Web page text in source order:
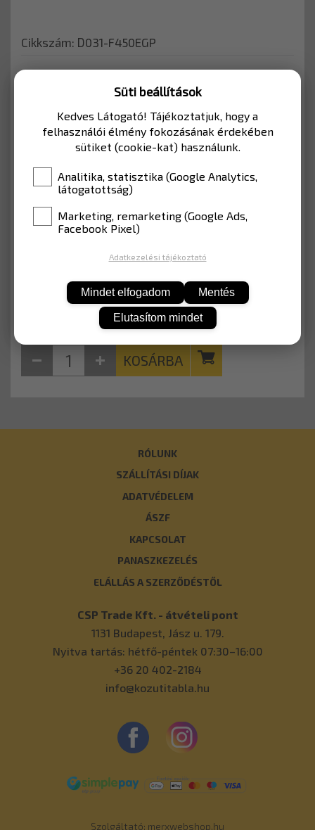
Cikkszám: D031-F450EGP
KERÉKPÁRÚTHOZ
Kerékpárutakhoz, vagy mélygarázshoz
használható KRESZ tábla.
MÉRET 450 mm (Kerékpárút)
ANYAG
KOSÁRBA
RÓLUNK
SZÁLLÍTÁSI DÍJAK
ADATVÉDELEM
ÁSZF
KAPCSOLAT
PANASZKEZELÉS
ELÁLLÁS A SZERZŐDÉSTŐL
CSP Trade Kft. - átvételi pont
1131 Budapest, Jász u. 179.
Nyitva tartás: hétfő-péntek 07:30–16:00
+36 20 402-2184
info@kozutitabla.hu
Szolgáltató: merxwebshop.hu
Süti beállítások
Kedves Látogató! Tájékoztatjuk, hogy a
felhasználói élmény fokozásának érdekében
sütiket (cookie-kat) használunk.
Analitika, statisztika (Google Analytics,
látogatottság)
Marketing, remarketing (Google Ads,
Facebook Pixel)
Adatkezelési tájékoztató
Mindet elfogadom Mentés
Elutasítom mindet